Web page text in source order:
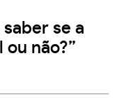
se a
não?”